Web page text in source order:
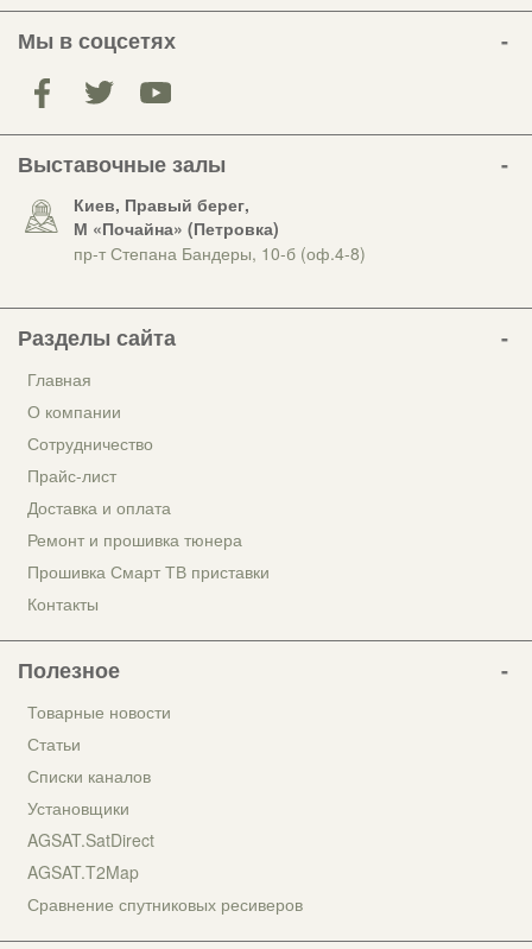
Мы в соцсетях
Выставочные залы
Киев, Правый берег,
М «Почайна» (Петровка)
пр-т Степана Бандеры, 10-б (оф.4-8)
Разделы сайта
Главная
О компании
Сотрудничество
Прайс-лист
Доставка и оплата
Ремонт и прошивка тюнера
Прошивка Смарт ТВ приставки
Контакты
Полезное
Товарные новости
Статьи
Списки каналов
Установщики
AGSAT.SatDirect
AGSAT.T2Map
Сравнение спутниковых ресиверов